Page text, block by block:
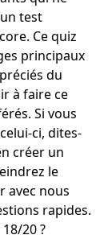
test
Ce quiz
principaux
du
à faire ce
Si vous
ci, dites-
créer un
le
avec nous
rapides.
20 ?